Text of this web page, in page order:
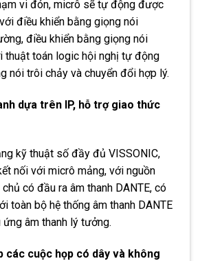
vi đón, micrô sẽ tự động được
điều khiển bằng giọng nói
điều khiển bằng giọng nói
thuật toán logic hội nghị tự động
nói trôi chảy và chuyển đổi hợp lý.
dựa trên IP, hỗ trợ giao thức
kỹ thuật số đầy đủ VISSONIC,
nối với micrô mảng, với nguồn
có đầu ra âm thanh DANTE, có
toàn bộ hệ thống âm thanh DANTE
âm thanh lý tưởng.
các cuộc họp có dây và không